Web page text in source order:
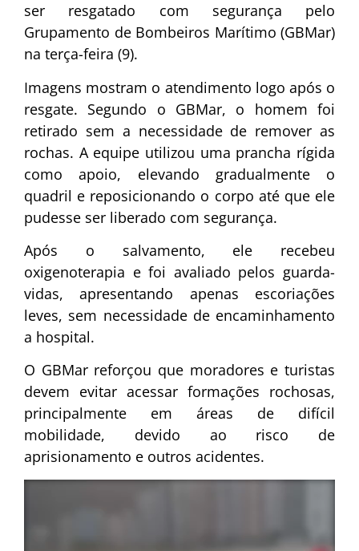
ser resgatado com segurança pelo
Grupamento de Bombeiros Marítimo (GBMar)
na terça-feira (9).
Imagens mostram o atendimento logo após o
resgate. Segundo o GBMar, o homem foi
retirado sem a necessidade de remover as
rochas. A equipe utilizou uma prancha rígida
como apoio, elevando gradualmente o
quadril e reposicionando o corpo até que ele
pudesse ser liberado com segurança.
Após o salvamento, ele recebeu
oxigenoterapia e foi avaliado pelos guarda-
vidas, apresentando apenas escoriações
leves, sem necessidade de encaminhamento
a hospital.
O GBMar reforçou que moradores e turistas
devem evitar acessar formações rochosas,
principalmente em áreas de difícil
mobilidade, devido ao risco de
aprisionamento e outros acidentes.